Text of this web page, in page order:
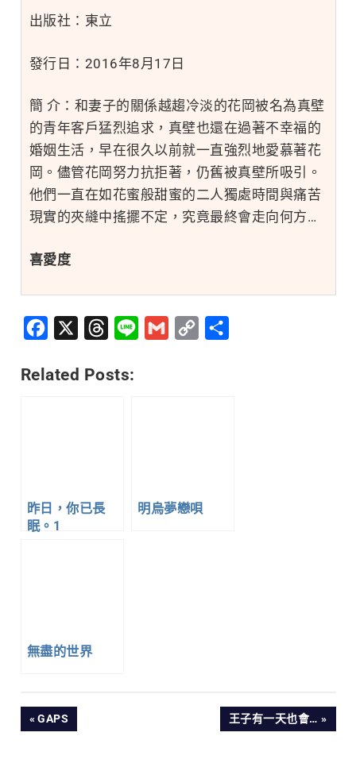
出版社：東立
發行日： 2016年8月17日
簡 介： 和妻子的關係越趨冷淡的花岡被名為真壁
的青年客戶猛烈追求，真壁也還在過著不幸福的
婚姻生活，早在很久以前就一直強烈地愛慕著花
岡。儘管花岡努力抗拒著，仍舊被真壁所吸引。
他們一直在如花蜜般甜蜜的二人獨處時間與痛苦
現實的夾縫中搖擺不定，究竟最終會走向何方…
喜愛度
Facebook Threads
Line Gmail
Copy
Related Posts:
昨日，你已長
眠。1
明烏夢戀唄
無盡的世界
文PREVIOUS
GAPS
NEXT
王子有一天也會…